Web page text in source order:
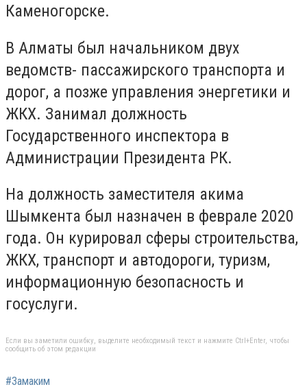
Каменогорске.
В Алматы был начальником двух
ведомств- пассажирского транспорта и
дорог, а позже управления энергетики и
ЖКХ. Занимал должность
Государственного инспектора в
Администрации Президента РК.
На должность заместителя акима
Шымкента был назначен в феврале 2020
года. Он курировал сферы строительства,
ЖКХ, транспорт и автодороги, туризм,
информационную безопасность и
госуслуги.
Если вы заметили ошибку, выделите необходимый текст и нажмите Ctrl+Enter, чтобы
сообщить об этом редакции
#Замаким